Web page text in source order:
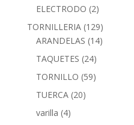
ELECTRODO (2)
TORNILLERIA (129)
ARANDELAS (14)
TAQUETES (24)
TORNILLO (59)
TUERCA (20)
varilla (4)